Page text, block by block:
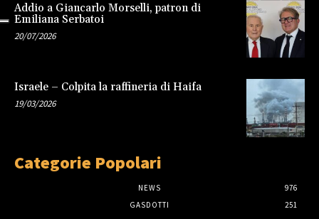
Addio a Giancarlo Morselli, patron di
Emiliana Serbatoi
20/07/2026
Israele – Colpita la raffineria di Haifa
19/03/2026
Categorie Popolari
NEWS
976
GASDOTTI
251